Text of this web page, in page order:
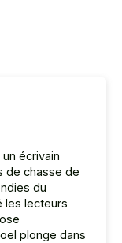
écrivain
de chasse de
du
les lecteurs
plonge dans